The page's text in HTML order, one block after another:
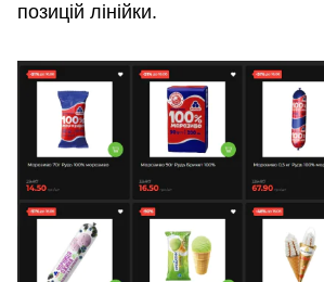
позицій лінійки.